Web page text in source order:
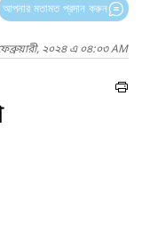
আপনার মতামত প্রদান করুন
২০২৪ এ ০৪:০৩ AM